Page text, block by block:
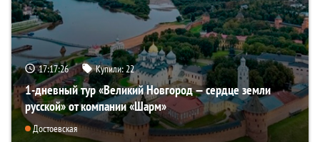
17:17:25 Купили:22
1-дневный тур «Великий Новгород — сердце земли
русской» от компании «Шарм»
Достоевская